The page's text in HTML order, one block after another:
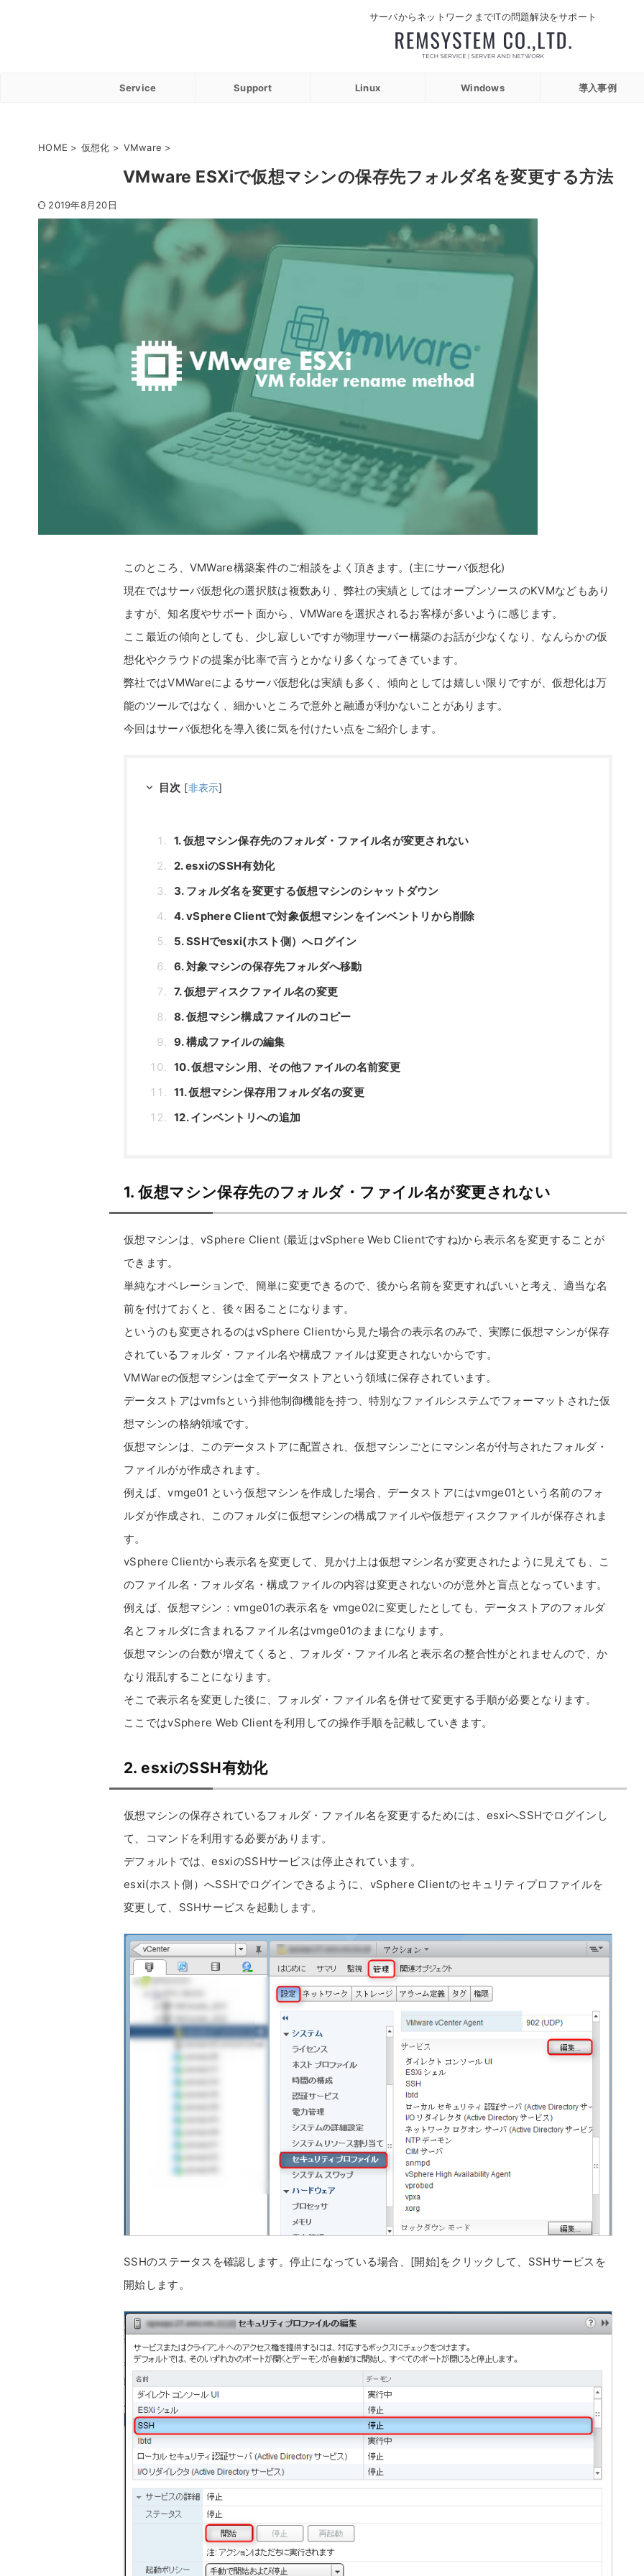
サーバからネットワークまでITの問題解決をサポート
Service Support Linux Windows 導入事例
HOME > 仮想化 > VMware >
VMware ESXiで仮想マシンの保存先フォルダ名を変更する方法
2019年8月20日
このところ、VMWare構築案件のご相談をよく頂きます。(主にサーバ仮想化)
現在ではサーバ仮想化の選択肢は複数あり、弊社の実績としてはオープンソースのKVMなどもあり
ますが、知名度やサポート面から、VMWareを選択されるお客様が多いように感じます。
ここ最近の傾向としても、少し寂しいですが物理サーバー構築のお話が少なくなり、なんらかの仮
想化やクラウドの提案が比率で言うとかなり多くなってきています。
弊社ではVMWareによるサーバ仮想化は実績も多く、傾向としては嬉しい限りですが、仮想化は万
能のツールではなく、細かいところで意外と融通が利かないことがあります。
今回はサーバ仮想化を導入後に気を付けたい点をご紹介します。
目次 [非表示]
1. 仮想マシン保存先のフォルダ・ファイル名が変更されない
2. esxiのSSH有効化
3. フォルダ名を変更する仮想マシンのシャットダウン
4. vSphere Clientで対象仮想マシンをインベントリから削除
5. SSHでesxi(ホスト側）へログイン
6. 対象マシンの保存先フォルダへ移動
7. 仮想ディスクファイル名の変更
8. 仮想マシン構成ファイルのコピー
9. 構成ファイルの編集
10. 仮想マシン用、その他ファイルの名前変更
11. 仮想マシン保存用フォルダ名の変更
12. インベントリへの追加
1. 仮想マシン保存先のフォルダ・ファイル名が変更されない
仮想マシンは、vSphere Client (最近はvSphere Web Clientですね)から表示名を変更することが
できます。
単純なオペレーションで、簡単に変更できるので、後から名前を変更すればいいと考え、適当な名
前を付けておくと、後々困ることになります。
というのも変更されるのはvSphere Clientから見た場合の表示名のみで、実際に仮想マシンが保存
されているフォルダ・ファイル名や構成ファイルは変更されないからです。
VMWareの仮想マシンは全てデータストアという領域に保存されています。
データストアはvmfsという排他制御機能を持つ、特別なファイルシステムでフォーマットされた仮
想マシンの格納領域です。
仮想マシンは、このデータストアに配置され、仮想マシンごとにマシン名が付与されたフォルダ・
ファイルがが作成されます。
例えば、vmge01 という仮想マシンを作成した場合、データストアにはvmge01という名前のフォ
ルダが作成され、このフォルダに仮想マシンの構成ファイルや仮想ディスクファイルが保存されま
す。
vSphere Clientから表示名を変更して、見かけ上は仮想マシン名が変更されたように見えても、こ
のファイル名・フォルダ名・構成ファイルの内容は変更されないのが意外と盲点となっています。
例えば、仮想マシン：vmge01の表示名を vmge02に変更したとしても、データストアのフォルダ
名とフォルダに含まれるファイル名はvmge01のままになります。
仮想マシンの台数が増えてくると、フォルダ・ファイル名と表示名の整合性がとれませんので、か
なり混乱することになります。
そこで表示名を変更した後に、フォルダ・ファイル名を併せて変更する手順が必要となります。
ここではvSphere Web Clientを利用しての操作手順を記載していきます。
2. esxiのSSH有効化
仮想マシンの保存されているフォルダ・ファイル名を変更するためには、esxiへSSHでログインし
て、コマンドを利用する必要があります。
デフォルトでは、esxiのSSHサービスは停止されています。
esxi(ホスト側）へSSHでログインできるように、vSphere Clientのセキュリティプロファイルを
変更して、SSHサービスを起動します。
SSHのステータスを確認します。停止になっている場合、[開始]をクリックして、SSHサービスを
開始します。